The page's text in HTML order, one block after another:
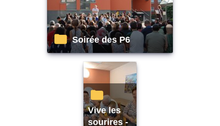
Soirée des P6
Vive les
sourires -